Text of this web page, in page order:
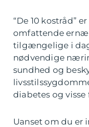
“De 10 kostråd”
omfattende
tilgængelige i
nødvendige
sundhed og
diabetes og
Uanset om du er